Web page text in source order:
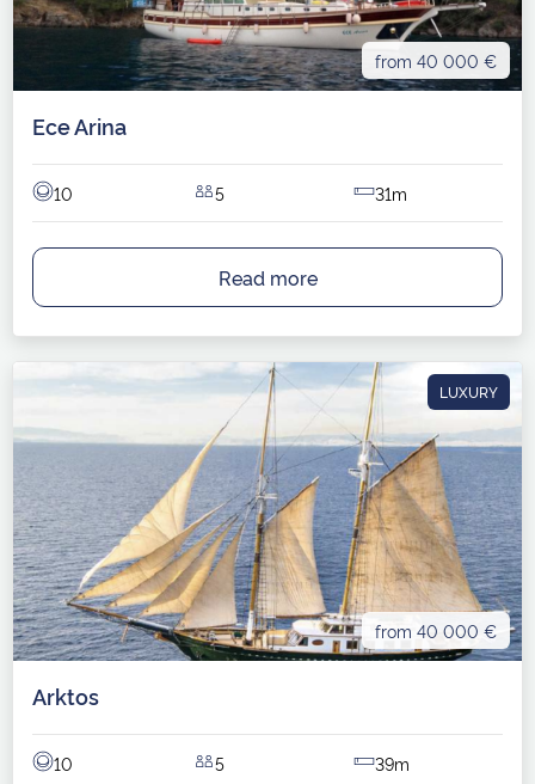
from 40 000 €
Ece Arina
10 5 31m
Read more
LUXURY
from 40 000 €
Arktos
10 5 39m